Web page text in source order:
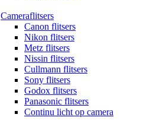
Cameraflitsers
Canon flitsers
Nikon flitsers
Metz flitsers
Nissin flitsers
Cullmann flitsers
Sony flitsers
Godox flitsers
Panasonic flitsers
Continu licht op camera